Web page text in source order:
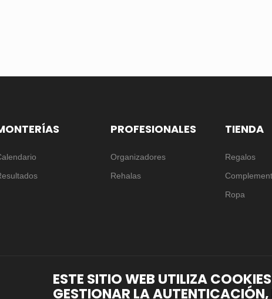
PROFESIONALES
Organizadores
Rehalas
TIENDA
Regalos
Ropa
ESTE SITIO WEB UTILIZA
GESTIONAR LA